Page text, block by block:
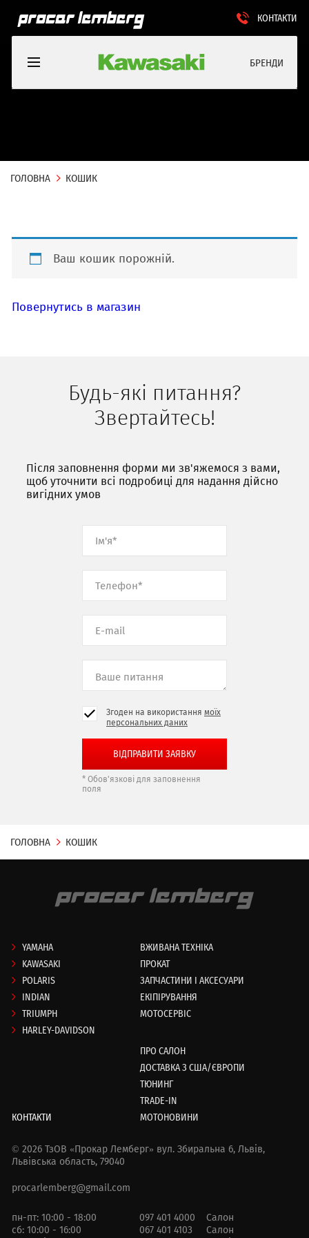
КОНТАКТИ
БРЕНДИ
ГОЛОВНА КОШИК
Ваш кошик порожній.
Повернутись в магазин
Будь-які питання?
Звертайтесь!
Після заповнення форми ми зв'яжемося з вами,
щоб уточнити всі подробиці для надання дійсно
вигідних умов
Згоден на використання моїх
персональних даних
* Обов'язкові для заповнення
поля
ГОЛОВНА КОШИК
YAMAHA
KAWASAKI
POLARIS
INDIAN
TRIUMPH
HARLEY-DAVIDSON
ВЖИВАНА ТЕХНІКА
ПРОКАТ
ЗАПЧАСТИНИ І АКСЕСУАРИ
ЕКІПІРУВАННЯ
МОТОСЕРВІС
ПРО САЛОН
ДОСТАВКА З США/ЄВРОПИ
ТЮНИНГ
TRADE-IN
МОТОНОВИНИ
КОНТАКТИ
© 2026 ТзОВ «Прокар Лемберг» вул. Збиральна 6, Львів,
Львівська область, 79040
procarlemberg@gmail.com
пн-пт: 10:00 - 18:00
сб: 10:00 - 16:00
097 401 4000
Салон
067 401 4103
Салон